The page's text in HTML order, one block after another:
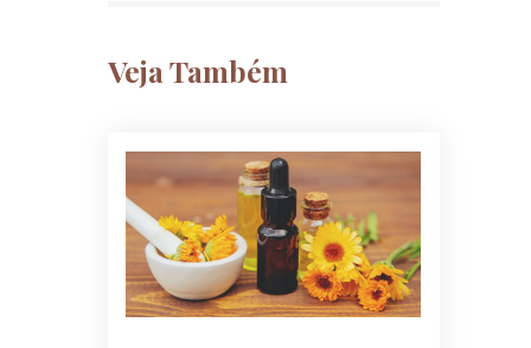
Veja Também